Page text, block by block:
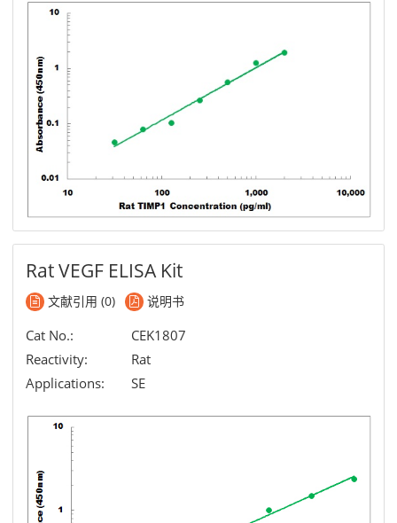
Rat VEGF ELISA Kit
文献引用 (0) 说明书
Cat No.:
CEK1807
Reactivity:
Rat
Applications:
SE